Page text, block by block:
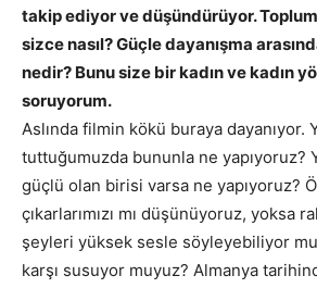
takip ediyor ve düşündürüyor.
sizce nasıl? Güçle dayanışma
nedir? Bunu size bir kadın ve kadın
soruyorum.
Aslında filmin kökü buraya dayanıyor.
tuttuğumuzda bununla ne yapıyoruz?
güçlü olan birisi varsa ne yapıyoruz?
çıkarlarımızı mı düşünüyoruz, yoksa
şeyleri yüksek sesle söyleyebiliyor
karşı susuyor muyuz? Almanya